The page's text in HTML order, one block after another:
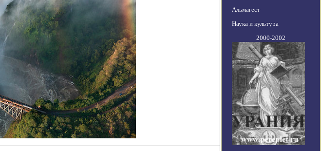
Альмагест
Наука и культура
2000-2002